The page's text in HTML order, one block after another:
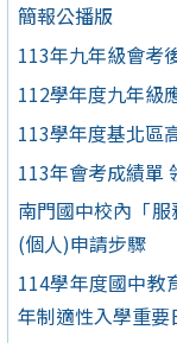
簡報公播版
113年九年級會考
112學年度九年級
113學年度基北區
113年會考成績單
南門國中校內「
(個人)申請步驟
114學年度國中教
年制適性入學重要